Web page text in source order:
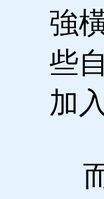
強
些
加
而